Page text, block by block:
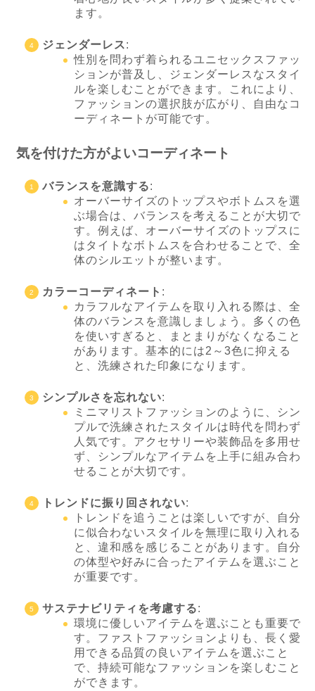
ます。
ジェンダーレス:
性別を問わず着られるユニセックスファッ
ションが普及し、ジェンダーレスなスタイ
ルを楽しむことができます。これにより、
ファッションの選択肢が広がり、自由なコ
ーディネートが可能です。
気を付けた方がよいコーディネート
バランスを意識する:
オーバーサイズのトップスやボトムスを選
ぶ場合は、バランスを考えることが大切で
す。例えば、オーバーサイズのトップスに
はタイトなボトムスを合わせることで、全
体のシルエットが整います。
カラーコーディネート :
カラフルなアイテムを取り入れる際は、全
体のバランスを意識しましょう。多くの色
を使いすぎると、まとまりがなくなること
があります。基本的には2～3色に抑える
と、洗練された印象になります。
シンプルさを忘れない:
ミニマリストファッションのように、シン
プルで洗練されたスタイルは時代を問わず
人気です。アクセサリーや装飾品を多用せ
ず、シンプルなアイテムを上手に組み合わ
せることが大切です。
トレンドに振り回されない:
トレンドを追うことは楽しいですが、自分
に似合わないスタイルを無理に取り入れる
と、違和感を感じることがあります。自分
の体型や好みに合ったアイテムを選ぶこと
が重要です。
サステナビリティを考慮する:
環境に優しいアイテムを選ぶことも重要で
す。ファストファッションよりも、長く愛
用できる品質の良いアイテムを選ぶこと
で、持続可能なファッションを楽しむこと
ができます。